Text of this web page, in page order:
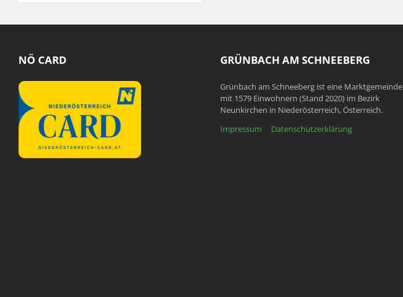
NÖ CARD GRÜNBACH AM SCHNEEBERG
Grünbach am Schneeberg ist eine Marktgemeinde
mit 1579 Einwohnern (Stand 2020) im Bezirk
Neunkirchen in Niederösterreich, Österreich.
Impressum
Datenschutzerklärung